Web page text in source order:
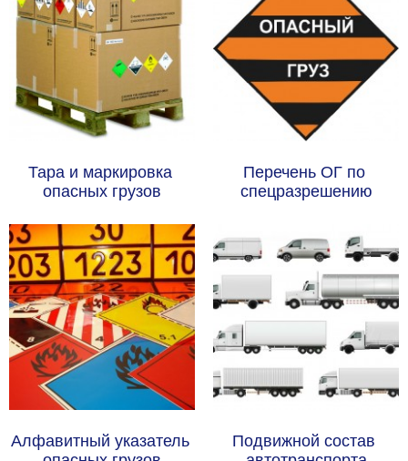
Тара и маркировка
опасных грузов
Перечень ОГ по
спецразрешению
Алфавитный указатель
Подвижной состав